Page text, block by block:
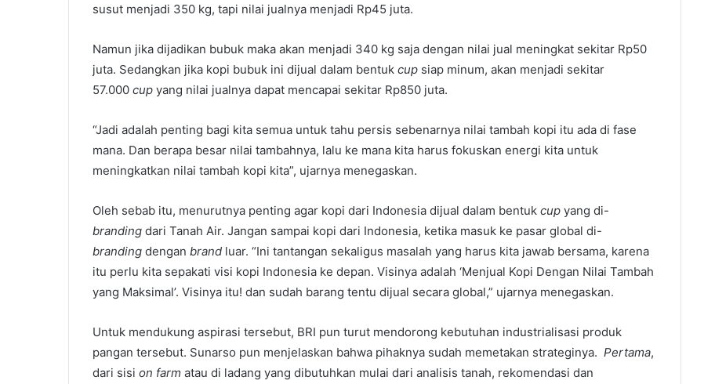
susut menjadi 350 kg, tapi nilai jualnya menjadi Rp45 juta.
Namun jika dijadikan bubuk maka akan menjadi 340 kg saja dengan nilai jual meningkat sekitar Rp50
juta. Sedangkan jika kopi bubuk ini dijual dalam bentuk cup siap minum, akan menjadi sekitar
57.000 cup yang nilai jualnya dapat mencapai sekitar Rp850 juta.
“Jadi adalah penting bagi kita semua untuk tahu persis sebenarnya nilai tambah kopi itu ada di fase
mana. Dan berapa besar nilai tambahnya, lalu ke mana kita harus fokuskan energi kita untuk
meningkatkan nilai tambah kopi kita”, ujarnya menegaskan.
Oleh sebab itu, menurutnya penting agar kopi dari Indonesia dijual dalam bentuk cup yang di-
branding dari Tanah Air. Jangan sampai kopi dari Indonesia, ketika masuk ke pasar global di-
branding dengan brand luar. “Ini tantangan sekaligus masalah yang harus kita jawab bersama, karena
itu perlu kita sepakati visi kopi Indonesia ke depan. Visinya adalah ‘Menjual Kopi Dengan Nilai Tambah
yang Maksimal’. Visinya itu! dan sudah barang tentu dijual secara global,” ujarnya menegaskan.
Untuk mendukung aspirasi tersebut, BRI pun turut mendorong kebutuhan industrialisasi produk
pangan tersebut. Sunarso pun menjelaskan bahwa pihaknya sudah memetakan strateginya. Pertama,
dari sisi on farm atau di ladang yang dibutuhkan mulai dari analisis tanah, rekomendasi dan